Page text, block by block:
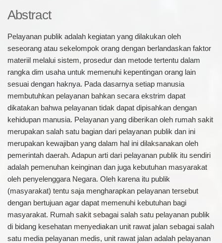
Abstract
Pelayanan publik adalah kegiatan yang dilakukan oleh
seseorang atau sekelompok orang dengan berlandaskan faktor
materiil melalui sistem, prosedur dan metode tertentu dalam
rangka dim usaha untuk memenuhi kepentingan orang lain
sesuai dengan haknya. Pada dasarnya setiap manusia
membutuhkan pelayanan bahkan secara ekstrim dapat
dikatakan bahwa pelayanan tidak dapat dipisahkan dengan
kehidupan manusia. Pelayanan yang diberikan oleh rumah sakit
merupakan salah satu bagian dari pelayanan publik dan ini
merupakan kewajiban yang dalam hal ini dilaksanakan oleh
pemerintah daerah. Adapun arti dari pelayanan publik itu sendiri
adalah pemenuhan keinginan dan juga kebutuhan masyarakat
oleh penyelenggara Negara. Oleh karena itu publik
(masyarakat) tentu saja mengharapkan pelayanan tersebut
dengan bertujuan agar dapat memenuhi kebutuhan bagi
masyarakat. Rumah sakit sebagai salah satu pelayanan publik
di bidang kesehatan menyediakan unit rawat jalan sebagai salah
satu media pelayanan medis, unit rawat jalan adalah pelayanan